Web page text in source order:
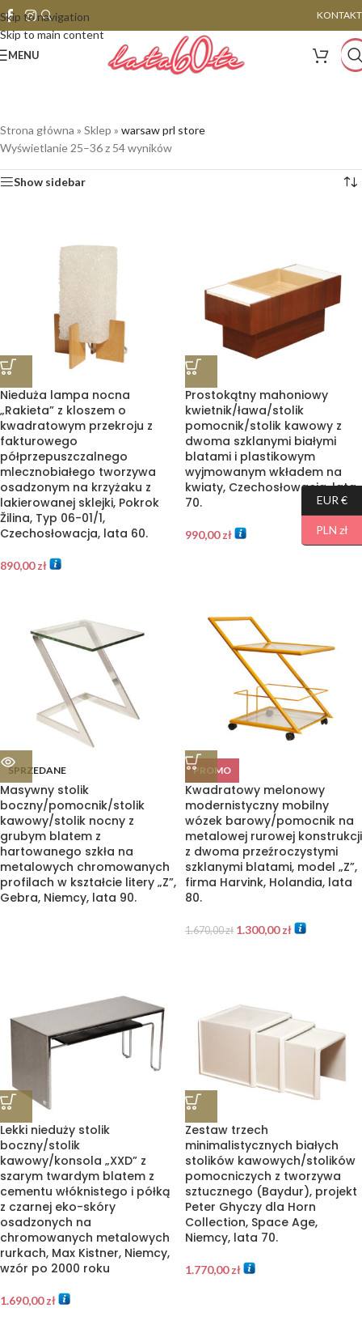
Skip to navigation
Skip to main content
KONTAKT
MENU
Strona główna » Sklep » warsaw prl store
Wyświetlanie 25–36 z 54 wyników
Show sidebar
Nieduża lampa nocna
„Rakieta” z kloszem o
kwadratowym przekroju z
fakturowego
półprzepuszczalnego
mlecznobiałego tworzywa
osadzonym na krzyżaku z
lakierowanej sklejki, Pokrok
Žilina, Typ 06-01/1,
Czechosłowacja, lata 60.
890,00zł
Prostokątny mahoniowy
kwietnik/ława/stolik
pomocnik/stolik kawowy z
dwoma szklanymi białymi
blatami i plastikowym
wyjmowanym wkładem na
kwiaty, Czechosłowacja, lata
70.
990,00zł
SPRZEDANE
Masywny stolik
boczny/pomocnik/stolik
kawowy/stolik nocny z
grubym blatem z
hartowanego szkła na
metalowych chromowanych
profilach w kształcie litery „Z”,
Gebra, Niemcy, lata 90.
PROMO
Kwadratowy melonowy
modernistyczny mobilny
wózek barowy/pomocnik na
metalowej rurowej konstrukcji
z dwoma przeźroczystymi
szklanymi blatami, model „Z”,
firma Harvink, Holandia, lata
80.
1.670,00zł 1.300,00zł
Lekki nieduży stolik
boczny/stolik
kawowy/konsola „XXD” z
szarym twardym blatem z
cementu włóknistego i półką
z czarnej eko-skóry
osadzonych na
chromowanych metalowych
rurkach, Max Kistner, Niemcy,
wzór po 2000 roku
1.690,00zł
Zestaw trzech
minimalistycznych białych
stolików kawowych/stolików
pomocniczych z tworzywa
sztucznego (Baydur), projekt
Peter Ghyczy dla Horn
Collection, Space Age,
Niemcy, lata 70.
1.770,00zł
EUR €
PLN zł